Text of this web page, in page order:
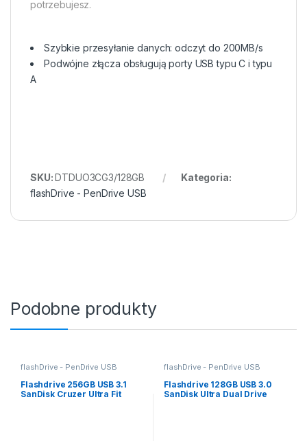
potrzebujesz.
Szybkie przesyłanie danych: odczyt do 200MB/s
Podwójne złącza obsługują porty USB typu C i typu
A
SKU:DTDUO3CG3/128GB
Kategoria:
flashDrive - PenDrive USB
Podobne produkty
flashDrive - PenDrive USB
Flashdrive 256GB USB 3.1
SanDisk Cruzer Ultra Fit
flashDrive - PenDrive USB
Flashdrive 128GB USB 3.0
SanDisk Ultra Dual Drive